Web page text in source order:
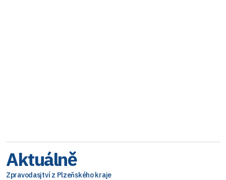
Aktuálně
Zpravodasjtví z Plzeňského kraje